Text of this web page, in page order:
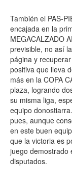
También el PAS-
encajada en la
MEGACALZADO
previsible, no así
página y
positiva que lleva
más en la COPA
plaza, logrando
su misma liga,
equipo
pues, aunque
en este buen
que la victoria es
juego demostrado
disputados.